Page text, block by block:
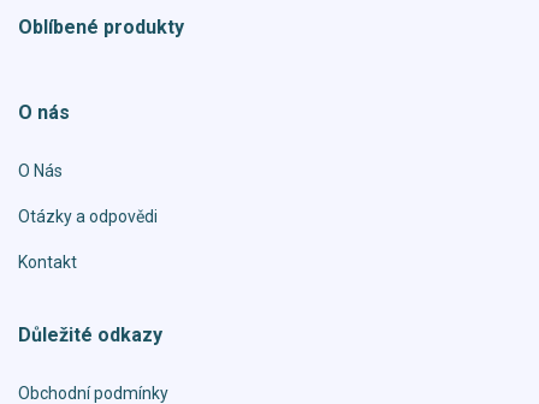
Oblíbené produkty
O nás
O Nás
Otázky a odpovědi
Kontakt
Důležité odkazy
Obchodní podmínky